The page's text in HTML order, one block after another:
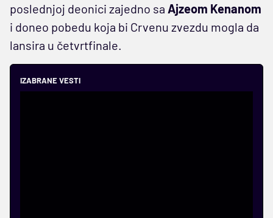
poslednjoj deonici zajedno sa Ajzeom Kenanom
i doneo pobedu koja bi Crvenu zvezdu mogla da
lansira u četvrtfinale.
IZABRANE VESTI